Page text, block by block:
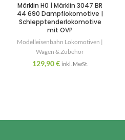
Märklin H0 | Märklin 3047 BR
44 690 Dampflokomotive |
Schlepptenderlokomotive
mit OVP
Modelleisenbahn Lokomotiven |
Wagen & Zubehör
129,90€ inkl. MwSt.